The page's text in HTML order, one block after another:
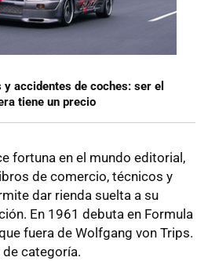
accidentes de coches: ser el
tiene un precio
fortuna en el mundo editorial,
de comercio, técnicos y
dar rienda suelta a su
En 1961 debuta en Formula
fuera de Wolfgang von Trips.
categoría.